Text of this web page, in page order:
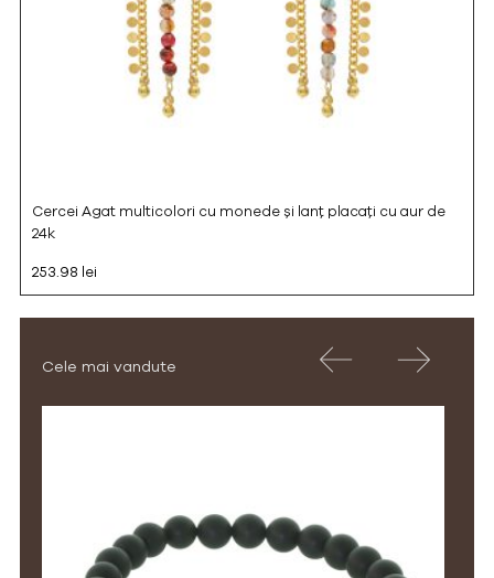
Cercei Agat multicolori cu monede și lanț placați cu aur de
24k
253.98 lei
Cele mai vandute